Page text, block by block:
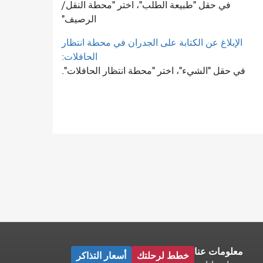
في حقل "طبيعة الطلب"، اختر "محطة النقل/
الرصيف"
الإبلاغ عن الكتابة على الجدران في محطة انتظار
الحافلات:
في حقل "الشيء"، اختر "محطة انتظار الحافلات".
معلومات عنا خطط لرحلتك أسعار التذاكر